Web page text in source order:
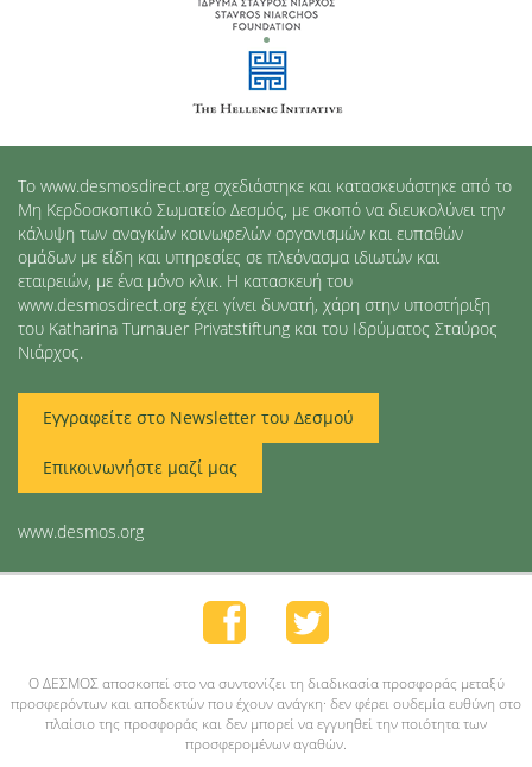
Το www.desmosdirect.org σχεδιάστηκε και κατασκευάστηκε από το
Μη Κερδοσκοπικό Σωματείο Δεσμός, με σκοπό να διευκολύνει την
κάλυψη των αναγκών κοινωφελών οργανισμών και ευπαθών
ομάδων με είδη και υπηρεσίες σε πλεόνασμα ιδιωτών και
εταιρειών, με ένα μόνο κλικ. Η κατασκευή του
www.desmosdirect.org έχει γίνει δυνατή, χάρη στην υποστήριξη
του Katharina Turnauer Privatstiftung και του Ιδρύματος Σταύρος
Νιάρχος.
Εγγραφείτε στο Newsletter του Δεσμού
Επικοινωνήστε μαζί μας
www.desmos.org
O ΔΕΣΜΟΣ αποσκοπεί στο να συντονίζει τη διαδικασία προσφοράς μεταξύ
προσφερόντων και αποδεκτών που έχουν ανάγκη· δεν φέρει ουδεμία ευθύνη στο
πλαίσιο της προσφοράς και δεν μπορεί να εγγυηθεί την ποιότητα των
προσφερομένων αγαθών.